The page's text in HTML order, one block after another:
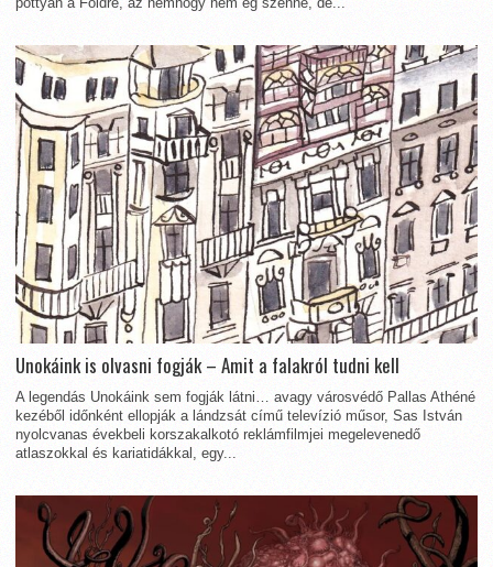
Unokáink is olvasni fogják – Amit a falakról tudni kell
A legendás Unokáink sem fogják látni… avagy városvédő Pallas Athéné
kezéből időnként ellopják a lándzsát című televízió műsor, Sas István
nyolcvanas évekbeli korszakalkotó reklámfilmjei megelevenedő
atlaszokkal és kariatidákkal, egy...